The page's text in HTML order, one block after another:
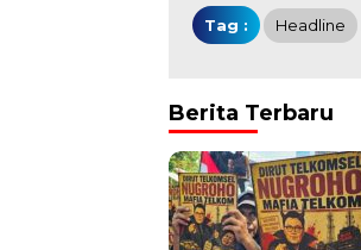
Tag : Headline
Berita Terbaru